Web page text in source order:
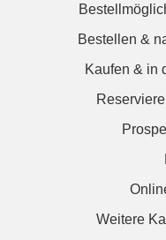
Bestellen &
Kaufen & in
Weitere